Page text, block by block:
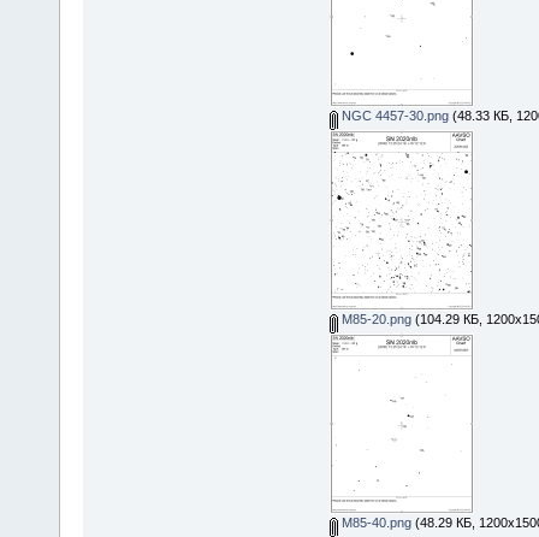
NGC 4457-30.png(48.33 КБ,
М85-20.png(104.29 КБ,
М85-40.png(48.29 КБ,